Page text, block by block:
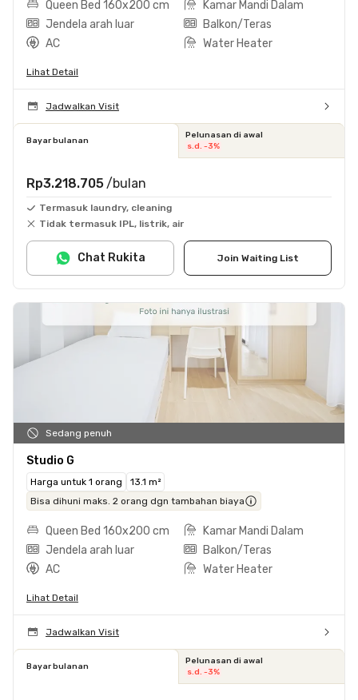
Queen Bed 160x200 cm
Kamar Mandi Dalam
Jendela arah luar
Balkon/Teras
AC
Water Heater
Lihat Detail
Jadwalkan Visit
Bayar bulanan
Pelunasan di awal
s.d. -3%
Rp3.218.705 /bulan
Termasuk laundry, cleaning
Tidak termasuk IPL, listrik, air
Join Waiting List
Chat Rukita
Sedang penuh
Studio G
Harga untuk 1 orang
13.1 m²
Bisa dihuni maks. 2 orang dgn tambahan biaya
Queen Bed 160x200 cm
Kamar Mandi Dalam
Jendela arah luar
Balkon/Teras
AC
Water Heater
Lihat Detail
Jadwalkan Visit
Bayar bulanan
Pelunasan di awal
s.d. -3%